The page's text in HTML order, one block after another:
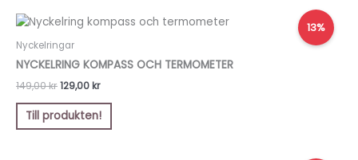
13%
Nyckelringar
NYCKELRING KOMPASS OCH TERMOMETER
149,00kr
Det
ursprungliga
priset
var:
149,00 kr.
129,00kr
Det
nuvarande
är:
129,00 kr.
Till produkten!